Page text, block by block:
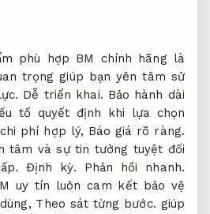
phù hợp BM chính hãng là
trọng giúp bạn yên tâm sử
Dễ triển khai. Bảo hành dài
tố quyết định khi lựa chọn
phí hợp lý, Báo giá rõ ràng.
tâm và sự tin tưởng tuyệt đối
Định kỳ.
Phản hồi nhanh.
uy tín luôn cam kết bảo vệ
Theo sát từng bước. giúp